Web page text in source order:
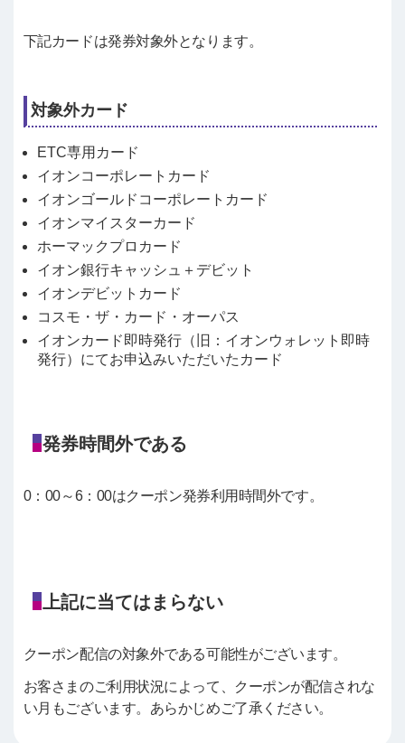
下記カードは発券対象外となります。
対象外カード
ETC専用カード
イオンコーポレートカード
イオンゴールドコーポレートカード
イオンマイスターカード
ホーマックプロカード
イオン銀行キャッシュ＋デビット
イオンデビットカード
コスモ・ザ・カード・オーパス
イオンカード即時発行（旧：イオンウォレット即時
発行）にてお申込みいただいたカード
発券時間外である
0：00～6：00はクーポン発券利用時間外です。
上記に当てはまらない
クーポン配信の対象外である可能性がございます。
お客さまのご利用状況によって、クーポンが配信されな
い月もございます。あらかじめご了承ください。